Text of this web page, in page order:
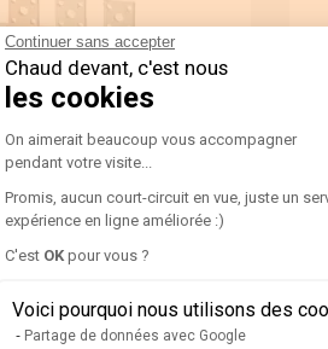
Continuer sans accepter
Chaud devant, c'est nous
les cookies
Plateforme de Gestion
On aimerait beaucoup vous accompagner
pendant votre visite...
Promis, aucun court-circuit en vue, juste un
expérience en ligne améliorée :)
C'est OK pour vous ?
Voici pourquoi nous utilisons des
Partage de données avec Google
sectionneur 1800A 3P
- Sirco